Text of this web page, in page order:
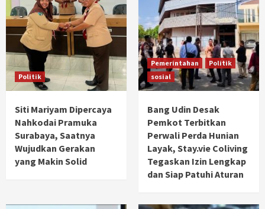
Politik
Siti Mariyam Dipercaya
Nahkodai Pramuka
Surabaya, Saatnya
Wujudkan Gerakan
yang Makin Solid
Pemerintahan
Politik
sosial
Bang Udin Desak
Pemkot Terbitkan
Perwali Perda Hunian
Layak, Stay.vie Coliving
Tegaskan Izin Lengkap
dan Siap Patuhi Aturan